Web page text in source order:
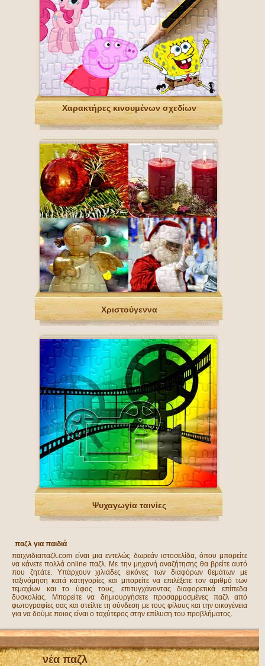
Χαρακτήρες κινουμένων σχεδίων
Χριστούγεννα
Ψυχαγωγία ταινίες
παζλ για παιδιά
παιχνιδιαπαζλ.com είναι μια εντελώς δωρεάν ιστοσελίδα, όπου μπορείτε
να κάνετε πολλά online παζλ. Με την μηχανή αναζήτησης θα βρείτε αυτό
που ζητάτε. Υπάρχουν χιλιάδες εικόνες των διαφόρων θεμάτων με
ταξινόμηση κατά κατηγορίες και μπορείτε να επιλέξετε τον αριθμό των
τεμαχίων και το ύφος τους, επιτυγχάνοντας διαφορετικά επίπεδα
δυσκολίας. Μπορείτε να δημιουργήσετε προσαρμοσμένες παζλ από
φωτογραφίες σας και στείλτε τη σύνδεση με τους φίλους και την οικογένεια
για να δούμε ποιος είναι ο ταχύτερος στην επίλυση του προβλήματος.
νέα παζλ